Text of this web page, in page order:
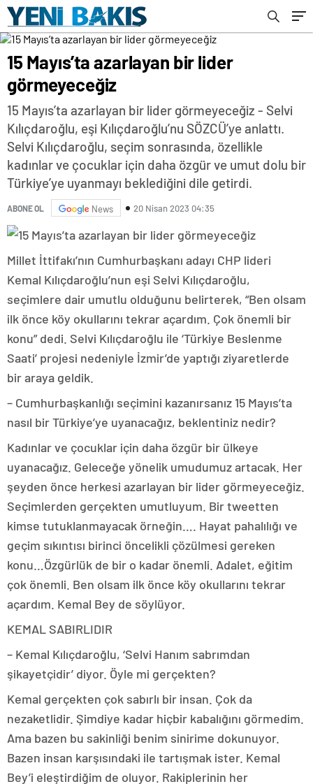
15 Mayıs’ta azarlayan bir lider
görmeyeceğiz
15 Mayıs’ta azarlayan bir lider görmeyeceğiz - Selvi
Kılıçdaroğlu, eşi Kılıçdaroğlu’nu SÖZCÜ’ye anlattı.
Selvi Kılıçdaroğlu, seçim sonrasında, özellikle
kadınlar ve çocuklar için daha özgür ve umut dolu bir
Türkiye’ye uyanmayı beklediğini dile getirdi.
ABONE OL News 20 Nisan 2023 04:35
Millet İttifakı’nın Cumhurbaşkanı adayı CHP lideri
Kemal Kılıçdaroğlu’nun eşi Selvi Kılıçdaroğlu,
seçimlere dair umutlu olduğunu belirterek, “Ben olsam
ilk önce köy okullarını tekrar açardım. Çok önemli bir
konu” dedi. Selvi Kılıçdaroğlu ile ‘Türkiye Beslenme
Saati’ projesi nedeniyle İzmir’de yaptığı ziyaretlerde
bir araya geldik.
– Cumhurbaşkanlığı seçimini kazanırsanız 15 Mayıs’ta
nasıl bir Türkiye’ye uyanacağız, beklentiniz nedir?
Kadınlar ve çocuklar için daha özgür bir ülkeye
uyanacağız. Geleceğe yönelik umudumuz artacak. Her
şeyden önce herkesi azarlayan bir lider görmeyeceğiz.
Seçimlerden gerçekten umutluyum. Bir tweetten
kimse tutuklanmayacak örneğin…. Hayat pahalılığı ve
geçim sıkıntısı birinci öncelikli çözülmesi gereken
konu…Özgürlük de bir o kadar önemli. Adalet, eğitim
çok önemli. Ben olsam ilk önce köy okullarını tekrar
açardım. Kemal Bey de söylüyor.
KEMAL SABIRLIDIR
– Kemal Kılıçdaroğlu, ‘Selvi Hanım sabrımdan
şikayetçidir’ diyor. Öyle mi gerçekten?
Kemal gerçekten çok sabırlı bir insan. Çok da
nezaketlidir. Şimdiye kadar hiçbir kabalığını görmedim.
Ama bazen bu sakinliği benim sinirime dokunuyor.
Bazen insan karşısındaki ile tartışmak ister. Kemal
Bey’i eleştirdiğim de oluyor. Rakiplerinin her